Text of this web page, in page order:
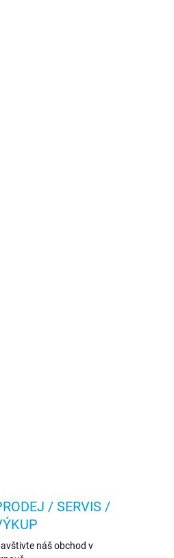
/ SERVIS /
náš obchod v